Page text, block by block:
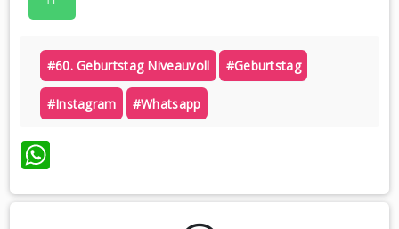
#60. Geburtstag Niveauvoll #geburtstag
#instagram #whatsapp
WhatsApp